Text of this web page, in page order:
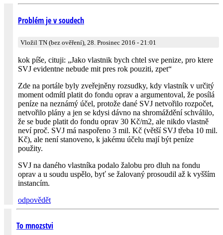
Problém je v soudech
Vložil TN (bez ověření), 28. Prosinec 2016 - 21:01
kok píše, cituji: „Jako vlastnik bych chtel sve penize, pro ktere
SVJ evidentne nebude mit pres rok pouziti, zpet“
Zde na portále byly zveřejněny rozsudky, kdy vlastník v určitý
moment odmítl platit do fondu oprav a argumentoval, že posílá
peníze na neznámý účel, protože dané SVJ netvořilo rozpočet,
netvořilo plány a jen se kdysi dávno na shromáždění schválilo,
že se bude platit do fondu oprav 30 Kč/m2, ale nikdo vlastně
neví proč. SVJ má naspořeno 3 mil. Kč (větší SVJ třeba 10 mil.
Kč), ale není stanoveno, k jakému účelu mají být peníze
použity.
SVJ na daného vlastníka podalo žalobu pro dluh na fondu
oprav a u soudu uspělo, byť se žalovaný prosoudil až k vyšším
instancím.
odpovědět
To mnozstvi